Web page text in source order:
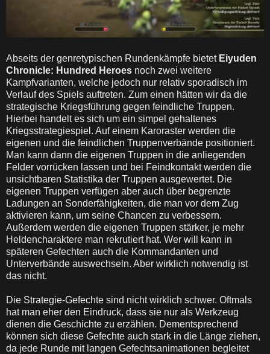
Abseits der genretypischen Rundenkämpfe bietet Eiyuden
Chronicle: Hundred Heroes noch zwei weitere
Kampfvarianten, welche jedoch nur relativ sporadisch im
Verlauf des Spiels auftreten. Zum einen hätten wir da die
strategische Kriegsführung gegen feindliche Truppen.
Hierbei handelt es sich um ein simpel gehaltenes
Kriegsstrategiespiel. Auf einem Karoraster werden die
eigenen und die feindlichen Truppenverbände positioniert.
Man kann dann die eigenen Truppen in die anliegenden
Felder vorrücken lassen und bei Feindkontakt werden die
unsichtbaren Statistika der Truppen ausgewertet. Die
eigenen Truppen verfügen aber auch über begrenzte
Ladungen an Sonderfähigkeiten, die man vor dem Zug
aktivieren kann, um seine Chancen zu verbessern.
Außerdem werden die eigenen Truppen stärker, je mehr
Heldencharaktere man rekrutiert hat. Wer will kann in
späteren Gefechten auch die Kommandanten und
Unterverbände auswechseln. Aber wirklich notwendig ist
das nicht.
Die Strategie-Gefechte sind nicht wirklich schwer. Oftmals
hat man eher den Eindruck, dass sie nur als Werkzeug
dienen die Geschichte zu erzählen. Dementsprechend
können sich diese Gefechte auch stark in die Länge ziehen,
da jede Runde mit langen Gefechtsanimationen begleitet